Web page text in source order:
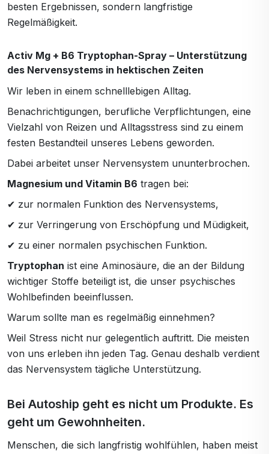
besten Ergebnissen, sondern langfristige
Regelmäßigkeit.
Activ Mg + B6 Tryptophan-Spray – Unterstützung
des Nervensystems in hektischen Zeiten
Wir leben in einem schnelllebigen Alltag.
Benachrichtigungen, berufliche Verpflichtungen, eine
Vielzahl von Reizen und Alltagsstress sind zu einem
festen Bestandteil unseres Lebens geworden.
Dabei arbeitet unser Nervensystem ununterbrochen.
Magnesium und Vitamin B6 tragen bei:
✔ zur normalen Funktion des Nervensystems,
✔ zur Verringerung von Erschöpfung und Müdigkeit,
✔ zu einer normalen psychischen Funktion.
Tryptophan ist eine Aminosäure, die an der Bildung
wichtiger Stoffe beteiligt ist, die unser psychisches
Wohlbefinden beeinflussen.
Warum sollte man es regelmäßig einnehmen?
Weil Stress nicht nur gelegentlich auftritt. Die meisten
von uns erleben ihn jeden Tag. Genau deshalb verdient
das Nervensystem tägliche Unterstützung.
Bei Autoship geht es nicht um Produkte. Es
geht um Gewohnheiten.
Menschen, die sich langfristig wohlfühlen, haben meist